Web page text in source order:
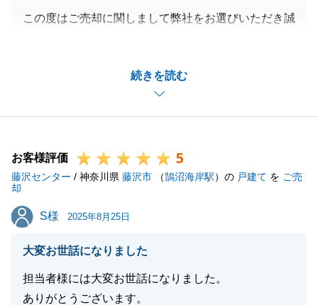
続きを読む
この度はご売却に関しまして弊社をお選びいただき誠
S様のお住み替え先でのご生活がこれまで以上に快適
で豊かなことを願っております。
いましたら、お気軽にご連絡いただければと存じま
す。
閉じる
お客様評価 5
藤沢センター / 神奈川県 藤沢市 （鵠沼海岸駅）の 戸建て を ご売
却
S様
S様 2025年8月25日
大変お世話になりました
担当者様には大変お世話になりました。
ありがとうございます。